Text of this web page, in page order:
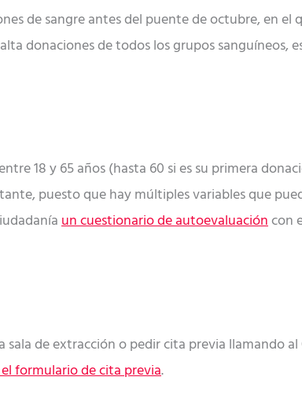
de sangre antes del puente de octubre, en el
donaciones de todos los grupos sanguíneos,
18 y 65 años (hasta 60 si es su primera
puesto que hay múltiples variables que
un cuestionario de autoevaluacióncon
de extracción o pedir cita previa llamando al
formulario de cita previa.